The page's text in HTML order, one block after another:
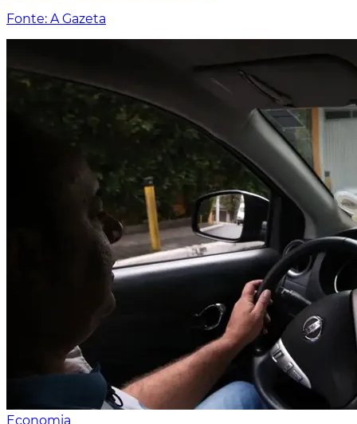
Fonte: A Gazeta
Economia